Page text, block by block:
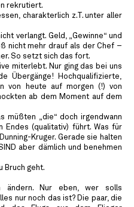
rekrutiert.
charakterlich z.T. unter aller
verlangt. Geld, „Gewinne“ und
nicht mehr drauf als der Chef –
So setzt sich das fort.
miterlebt. Nur ging das bei uns
Übergänge! Hochqualifizierte,
von heute auf morgen (!) von
ab dem Moment auf dem
müßten „die“ doch irgendwann
Endes (qualitativ) führt. Was für
Kruger. Gerade sie halten
aber dämlich und benehmen
Bruch geht.
ändern. Nur eben, wer solls
nur noch das ist? Die paar, die